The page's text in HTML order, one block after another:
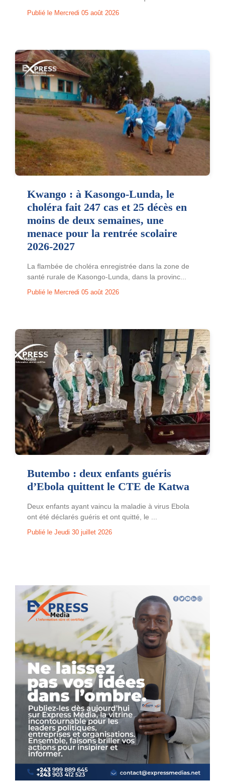
Publié le Mercredi 05 août 2026
Kwango : à Kasongo-Lunda, le
choléra fait 247 cas et 25 décès en
moins de deux semaines, une
menace pour la rentrée scolaire
2026-2027
La flambée de choléra enregistrée dans la zone de
santé rurale de Kasongo-Lunda, dans la provinc...
Publié le Mercredi 05 août 2026
Butembo : deux enfants guéris
d’Ebola quittent le CTE de Katwa
Deux enfants ayant vaincu la maladie à virus Ebola
ont été déclarés guéris et ont quitté, le ...
Publié le Jeudi 30 juillet 2026